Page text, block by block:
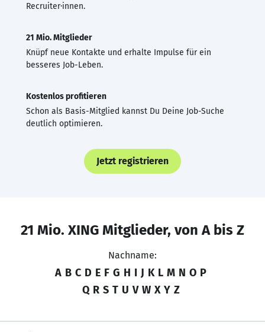
Recruiter·innen.
21 Mio. Mitglieder
Knüpf neue Kontakte und erhalte Impulse für ein
besseres Job-Leben.
Kostenlos profitieren
Schon als Basis-Mitglied kannst Du Deine Job-Suche
deutlich optimieren.
Jetzt registrieren
21 Mio. XING Mitglieder, von A bis Z
Nachname:
A B C D E F G H I J K L M N O P
Q R S T U V W X Y Z